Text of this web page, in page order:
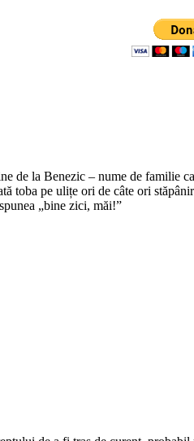
de la Benezic – nume de familie
toba pe ulițe ori de câte ori
„bine zici, măi!”